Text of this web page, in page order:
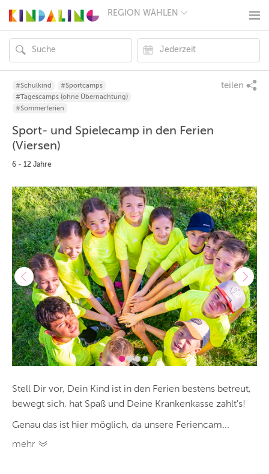
REGION WÄHLEN
MÜNCHEN
HAMBURG
FRANKFURT
KÖLN
STUTTGART
LEIPZIG
ANDERE
REGIONEN
#Schulkind
#Sportcamps
#Tagescamps (ohne Übernachtung)
#Sommerferien
teilen
Sport- und Spielecamp in den Ferien
(Viersen)
6 - 12 Jahre
Stell Dir vor, Dein Kind ist in den Ferien bestens betreut,
bewegt sich, hat Spaß und Deine Krankenkasse zahlt's!
Genau das ist hier möglich, da unsere Feriencam...
mehr